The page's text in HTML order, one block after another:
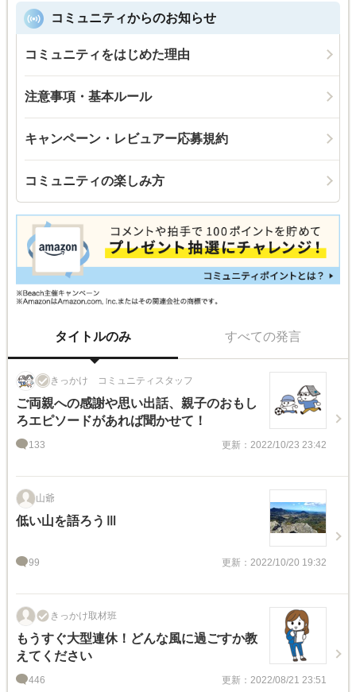
コミュニティからのお知らせ
コミュニティをはじめた理由
注意事項・基本ルール
キャンペーン・レビュアー応募規約
コミュニティの楽しみ方
タイトルのみ すべての発言
きっかけ コミュニティスタッフ
ご両親への感謝や思い出話、親子のおもし
ろエピソードがあれば聞かせて！
133 更新：2022/10/23 23:42
山爺
低い山を語ろうⅢ
99 更新：2022/10/20 19:32
きっかけ取材班
もうすぐ大型連休！どんな風に過ごすか教
えてください
446 更新：2022/08/21 23:51